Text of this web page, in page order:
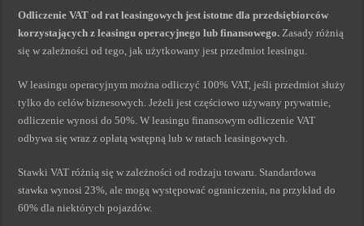
Odliczenie VAT od rat leasingowych jest istotne dla przedsiębiorców
korzystających z leasingu operacyjnego lub finansowego. Zasady różnią
się w zależności od tego, jak użytkowany jest przedmiot leasingu.
W leasingu operacyjnym można odliczyć 100% VAT, jeśli przedmiot służy
tylko do celów biznesowych. Jeżeli jest częściowo używany prywatnie,
odliczenie wynosi do 50%. W leasingu finansowym odliczenie VAT
odbywa się wraz z opłatą wstępną lub w ratach leasingowych.
Stawki VAT różnią się w zależności od rodzaju towaru. Standardowa
stawka wynosi 23%, ale mogą występować ograniczenia, na przykład do
60% dla niektórych pojazdów.